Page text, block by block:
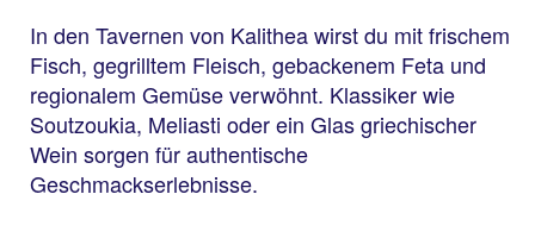
In den Tavernen von Kalithea wirst du mit frischem
Fisch, gegrilltem Fleisch, gebackenem Feta und
regionalem Gemüse verwöhnt. Klassiker wie
Soutzoukia, Meliasti oder ein Glas griechischer
Wein sorgen für authentische
Geschmackserlebnisse.